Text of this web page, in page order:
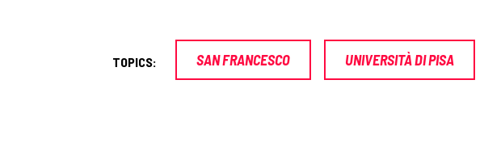
TOPICS: SAN FRANCESCO UNIVERSITÀ DI PISA